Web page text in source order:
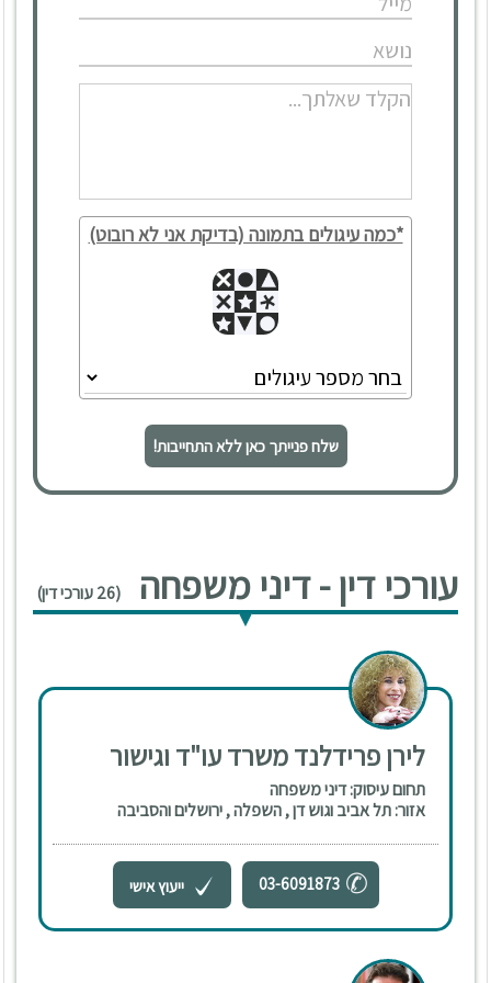
צמצם
*כמה עיגולים בתמונה (בדיקת אני לא רובוט)
שלח פנייתך כאן ללא התחייבות!
עורכי דין - דיני משפחה (26 עורכי דין)
לירן פרידלנד משרד עו"ד וגישור
תחום עיסוק: דיני משפחה
אזור: תל אביב וגוש דן , השפלה , ירושלים והסביבה
03-6091873 ייעוץ אישי